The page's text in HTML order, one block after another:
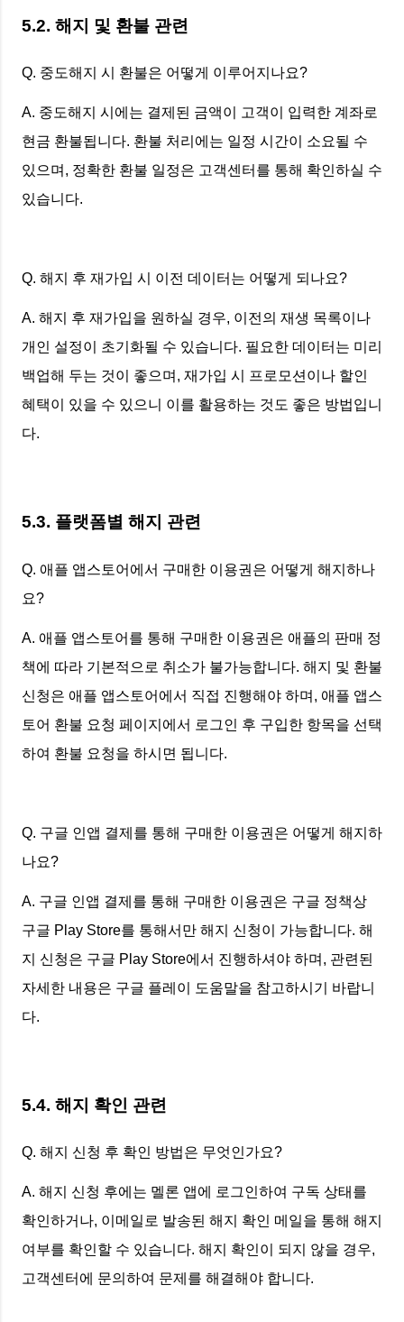
5.2. 해지 및 환불 관련
Q. 중도해지 시 환불은 어떻게 이루어지나요?
A. 중도해지 시에는 결제된 금액이 고객이 입력한 계좌로
현금 환불됩니다. 환불 처리에는 일정 시간이 소요될 수
있으며, 정확한 환불 일정은 고객센터를 통해 확인하실 수
있습니다.
Q. 해지 후 재가입 시 이전 데이터는 어떻게 되나요?
A. 해지 후 재가입을 원하실 경우, 이전의 재생 목록이나
개인 설정이 초기화될 수 있습니다. 필요한 데이터는 미리
백업해 두는 것이 좋으며, 재가입 시 프로모션이나 할인
혜택이 있을 수 있으니 이를 활용하는 것도 좋은 방법입니
다.
5.3. 플랫폼별 해지 관련
Q. 애플 앱스토어에서 구매한 이용권은 어떻게 해지하나
요?
A. 애플 앱스토어를 통해 구매한 이용권은 애플의 판매 정
책에 따라 기본적으로 취소가 불가능합니다. 해지 및 환불
신청은 애플 앱스토어에서 직접 진행해야 하며, 애플 앱스
토어 환불 요청 페이지에서 로그인 후 구입한 항목을 선택
하여 환불 요청을 하시면 됩니다.
Q. 구글 인앱 결제를 통해 구매한 이용권은 어떻게 해지하
나요?
A. 구글 인앱 결제를 통해 구매한 이용권은 구글 정책상
구글 Play Store를 통해서만 해지 신청이 가능합니다. 해
지 신청은 구글 Play Store에서 진행하셔야 하며, 관련된
자세한 내용은 구글 플레이 도움말을 참고하시기 바랍니
다.
5.4. 해지 확인 관련
Q. 해지 신청 후 확인 방법은 무엇인가요?
A. 해지 신청 후에는 멜론 앱에 로그인하여 구독 상태를
확인하거나, 이메일로 발송된 해지 확인 메일을 통해 해지
여부를 확인할 수 있습니다. 해지 확인이 되지 않을 경우,
고객센터에 문의하여 문제를 해결해야 합니다.